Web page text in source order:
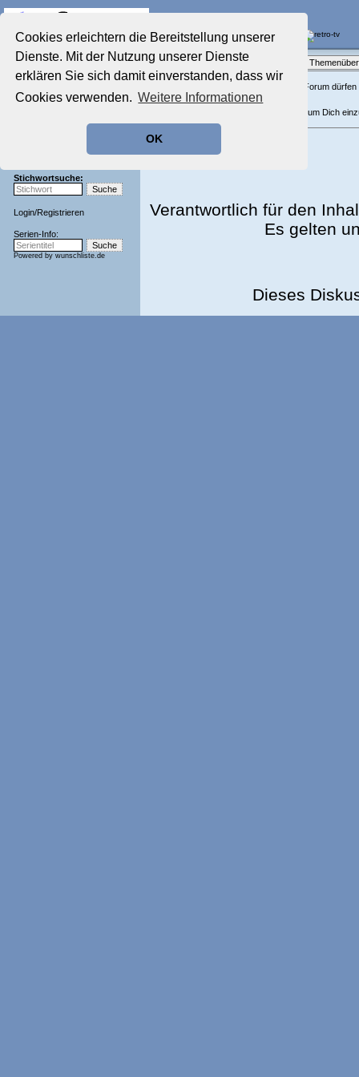
Cookies erleichtern die Bereitstellung unserer
Dienste. Mit der Nutzung unserer Dienste
erklären Sie sich damit einverstanden, dass wir
Cookies verwenden. Weitere Informationen
OK
Startseite
Aktuelles Forum
Film-Forum
Zeichentrick-Forum
Stichwortsuche:
Login/Registrieren
Serien-Info:
Powered by wunschliste.de
In diesem Forum
Klicke hier, um Dich
Verantwortlich für den
Es gelten
Dieses